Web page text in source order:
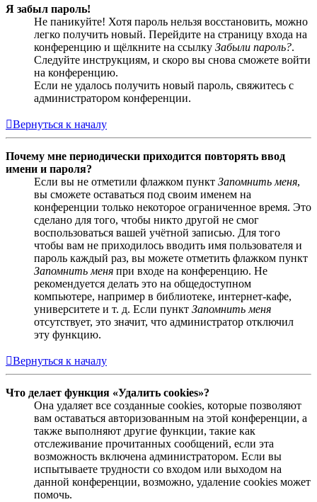
Я забыл пароль!
Не паникуйте! Хотя пароль нельзя восстановить, можно
легко получить новый. Перейдите на страницу входа на
конференцию и щёлкните на ссылку Забыли пароль?.
Следуйте инструкциям, и скоро вы снова сможете войти
на конференцию.
Если не удалось получить новый пароль, свяжитесь с
администратором конференции.
Вернуться к началу
Почему мне периодически приходится повторять ввод
имени и пароля?
Если вы не отметили флажком пункт Запомнить меня,
вы сможете оставаться под своим именем на
конференции только некоторое ограниченное время. Это
сделано для того, чтобы никто другой не смог
воспользоваться вашей учётной записью. Для того
чтобы вам не приходилось вводить имя пользователя и
пароль каждый раз, вы можете отметить флажком пункт
Запомнить меня при входе на конференцию. Не
рекомендуется делать это на общедоступном
компьютере, например в библиотеке, интернет-кафе,
университете и т. д. Если пункт Запомнить меня
отсутствует, это значит, что администратор отключил
эту функцию.
Вернуться к началу
Что делает функция «Удалить cookies»?
Она удаляет все созданные cookies, которые позволяют
вам оставаться авторизованным на этой конференции, а
также выполняют другие функции, такие как
отслеживание прочитанных сообщений, если эта
возможность включена администратором. Если вы
испытываете трудности со входом или выходом на
данной конференции, возможно, удаление cookies может
помочь.